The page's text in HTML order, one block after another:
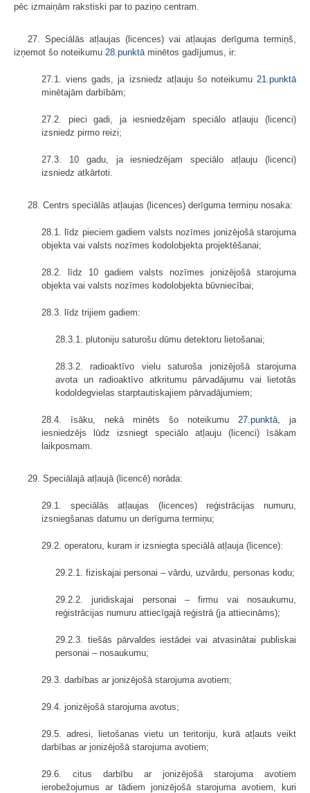
pēc izmaiņām rakstiski par to paziņo centram.
27. Speciālās atļaujas (licences) vai atļaujas derīguma termiņš,
izņemot šo noteikumu 28.punktāminētos gadījumus, ir:
27.1. viens gads, ja izsniedz atļauju šo noteikumu 21.punktā
minētajām darbībām;
27.2. pieci gadi, ja iesniedzējam speciālo atļauju (licenci)
izsniedz pirmo reizi;
27.3. 10 gadu, ja iesniedzējam speciālo atļauju (licenci)
izsniedz atkārtoti.
28. Centrs speciālās atļaujas (licences) derīguma termiņu nosaka:
28.1. līdz pieciem gadiem valsts nozīmes jonizējošā starojuma
objekta vai valsts nozīmes kodolobjekta projektēšanai;
28.2. līdz 10 gadiem valsts nozīmes jonizējošā starojuma
objekta vai valsts nozīmes kodolobjekta būvniecībai;
28.3. līdz trijiem gadiem:
28.3.1. plutoniju saturošu dūmu detektoru lietošanai;
28.3.2. radioaktīvo vielu saturoša jonizējošā starojuma
avota un radioaktīvo atkritumu pārvadājumu vai lietotās
kodoldegvielas starptautiskajiem pārvadājumiem;
28.4. īsāku, nekā minēts šo noteikumu 27.punktā, ja
iesniedzējs lūdz izsniegt speciālo atļauju (licenci) īsākam
laikposmam.
29. Speciālajā atļaujā (licencē) norāda:
29.1. speciālās atļaujas (licences) reģistrācijas numuru,
izsniegšanas datumu un derīguma termiņu;
29.2. operatoru, kuram ir izsniegta speciālā atļauja (licence):
29.2.1. fiziskajai personai – vārdu, uzvārdu, personas kodu;
29.2.2. juridiskajai personai – firmu vai nosaukumu,
reģistrācijas numuru attiecīgajā reģistrā (ja attiecināms);
29.2.3. tiešās pārvaldes iestādei vai atvasinātai publiskai
personai – nosaukumu;
29.3. darbības ar jonizējošā starojuma avotiem;
29.4. jonizējošā starojuma avotus;
29.5. adresi, lietošanas vietu un teritoriju, kurā atļauts veikt
darbības ar jonizējošā starojuma avotiem;
29.6. citus darbību ar jonizējošā starojuma avotiem
ierobežojumus ar tādiem jonizējošā starojuma avotiem, kuri